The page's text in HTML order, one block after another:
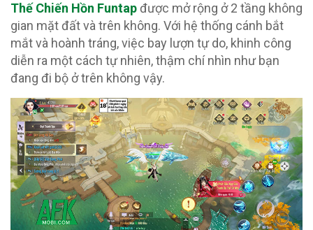
Thế Chiến Hồn Funtapđược mở rộng ở 2 tầng không
gian mặt đất và trên không. Với hệ thống cánh bắt
mắt và hoành tráng, việc bay lượn tự do, khinh công
diễn ra một cách tự nhiên, thậm chí nhìn như bạn
đang đi bộ ở trên không vậy.